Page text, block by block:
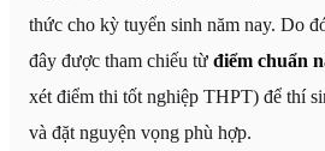
thức cho kỳ tuyển sinh năm nay. Do
đây được tham chiếu từ điểm chuẩn
xét điểm thi tốt nghiệp THPT) để thí
và đặt nguyện vọng phù hợp.